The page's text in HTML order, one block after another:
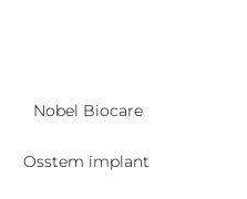
Nobel Biocare
Osstem implant